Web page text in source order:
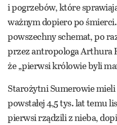
i pogrzebów, które
ważnym dopiero po
powszechny schemat, po
przez antropologa Arthura
że „pierwsi królowie byli
Starożytni Sumerowie mieli
powstałej 4,5 tys. lat temu
pierwsi rządzili z nieba,